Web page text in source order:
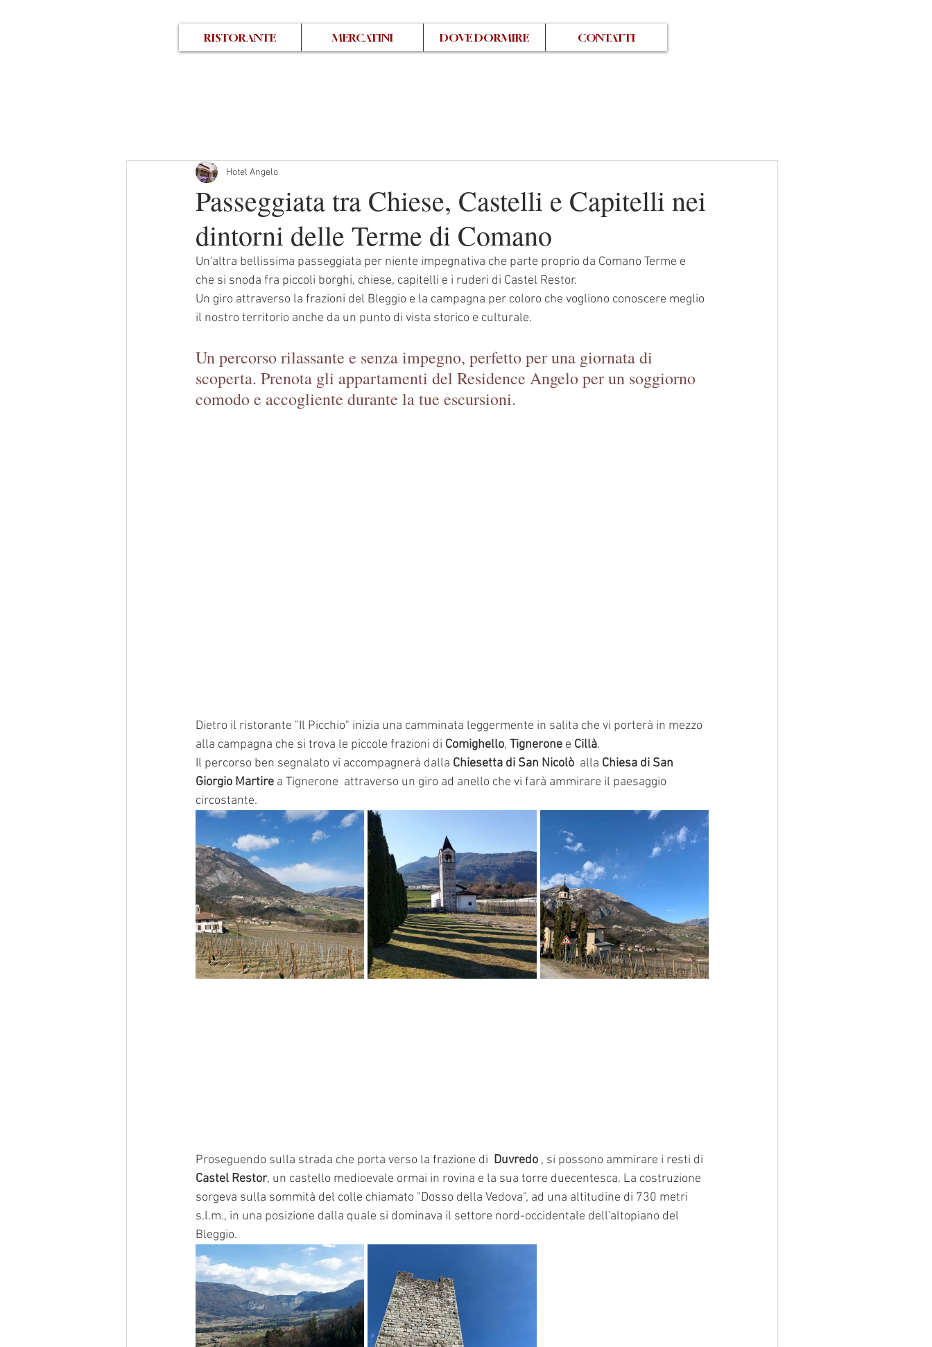
RISTORANTE MERCATINI DOVE DORMIRE CONTATTI
Passeggiata tra Chiese, Castelli e Capitelli nei
dintorni delle Terme di Comano
Hotel Angelo
Un'altra bellissima passeggiata per niente impegnativa che parte proprio da Comano Terme e
che si snoda fra piccoli borghi, chiese, capitelli e i ruderi di Castel Restor.
Un giro attraverso la frazioni del Bleggio e la campagna per coloro che vogliono conoscere meglio
il nostro territorio anche da un punto di vista storico e culturale.
Un percorso rilassante e senza impegno, perfetto per una giornata di
scoperta. Prenota gli appartamenti del Residence Angelo per un soggiorno
comodo e accogliente durante la tue escursioni.
Dietro il ristorante "Il Picchio" inizia una camminata leggermente in salita che vi porterà in mezzo
alla campagna che si trova le piccole frazioni di Comighello, Tignerone e Cillà.
Il percorso ben segnalato vi accompagnerà dalla Chiesetta di San Nicolò
  alla
Chiesa di San
Giorgio Martire a Tignerone  attraverso un giro ad anello che vi farà ammirare il paesaggio
circostante.
Proseguendo sulla strada che porta verso la frazione di Duvredo , si possono ammirare i resti di
Castel Restor, un castello medioevale ormai in rovina e la sua torre duecentesca. La costruzione
sorgeva sulla sommità del colle chiamato "Dosso della Vedova", ad una altitudine di 730 metri
s.l.m., in una posizione dalla quale si dominava il settore nord-occidentale dell'altopiano del
Bleggio.